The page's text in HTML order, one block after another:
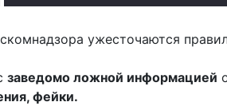
ужесточаются
заведомо ложной информацией
фейки.